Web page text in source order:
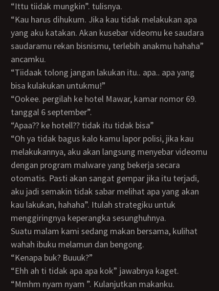
“Ittu tiidak mungkin”. tulisnya.
“Kau harus dihukum. Jika kau tidak melakukan apa
yang aku katakan. Akan kusebar videomu ke saudara
saudaramu rekan bisnismu, terlebih anakmu hahaha”
ancamku.
“Tiidaak tolong jangan lakukan itu.. apa.. apa yang
bisa kulakukan untukmu!”
“Ookee. pergilah ke hotel Mawar, kamar nomor 69.
tanggal 6 september”.
“apaa?? ke hotell?? tidak itu tidak bisa”
“Oh ya tidak bagus kalo kamu lapor polisi, jika kau
melakukannya, aku akan langsung menyebar videomu
dengan program malware yang bekerja secara
otomatis. Pasti akan sangat gempar jika itu terjadi,
aku jadi semakin tidak sabar melihat apa yang akan
kau lakukan, hahaha”. Itulah strategiku untuk
menggiringnya keperangka sesunghuhnya.
Suatu malam kami sedang makan bersama, kulihat
wahah ibuku melamun dan bengong.
“Kenapa buk? Buuuk?”
“Ehh ah ti tidak apa apa kok” jawabnya kaget.
“mmhm nyam nyam ”. Kulanjutkan makanku.